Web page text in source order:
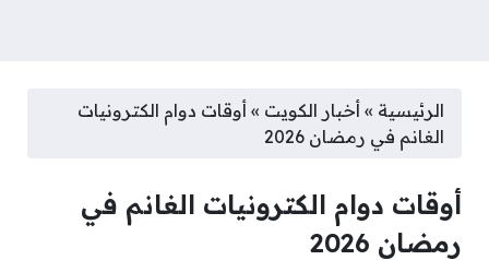
الرئيسية » أخبار الكويت » أوقات دوام الكترونيات
الغانم في رمضان 2026
أوقات دوام الكترونيات الغانم في
رمضان 2026